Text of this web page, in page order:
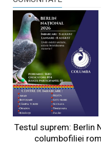
Testul suprem: Berlin
columbofiliei